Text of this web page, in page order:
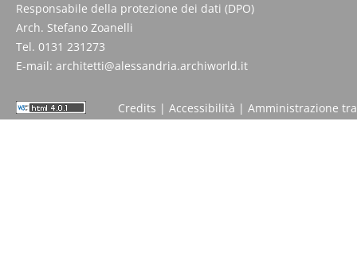
Responsabile della protezione dei dati (DPO)
Arch. Stefano Zoanelli
Tel. 0131 231273
E-mail: architetti@alessandria.archiworld.it
Credits | Accessibilità | Amministrazione